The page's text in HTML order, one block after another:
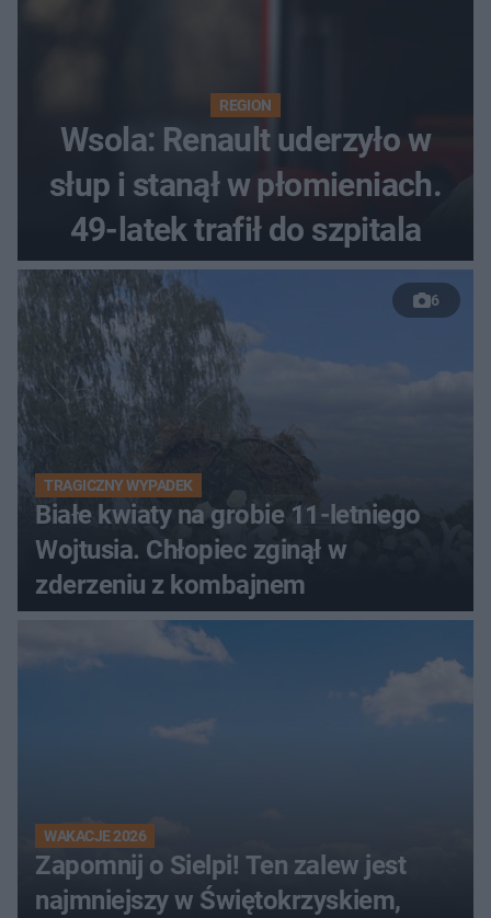
REGION
Wsola: Renault uderzyło w
słup i stanął w płomieniach.
49-latek trafił do szpitala
6
TRAGICZNY WYPADEK
Białe kwiaty na grobie 11-letniego
Wojtusia. Chłopiec zginął w
zderzeniu z kombajnem
WAKACJE 2026
Zapomnij o Sielpi! Ten zalew jest
najmniejszy w Świętokrzyskiem,